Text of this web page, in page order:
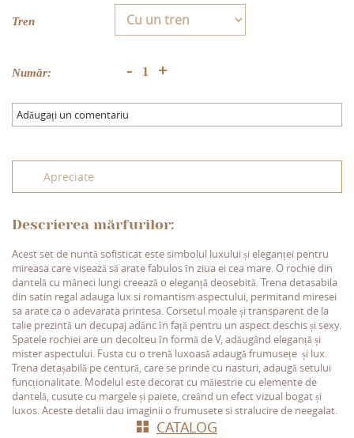
Tren
Număr: - +
Adăugați un comentariu
Apreciate
Descrierea mărfurilor:
Acest set de nuntă sofisticat este simbolul luxului și eleganței pentru
mireasa care visează să arate fabulos în ziua ei cea mare. O rochie din
dantelă cu mâneci lungi creează o eleganță deosebită. Trena detasabila
din satin regal adauga lux si romantism aspectului, permitand miresei
sa arate ca o adevarata printesa. Corsetul moale și transparent de la
talie prezintă un decupaj adânc în față pentru un aspect deschis și sexy.
Spatele rochiei are un decolteu în formă de V, adăugând eleganță și
mister aspectului. Fusta cu o trenă luxoasă adaugă frumusețe și lux.
Trena detașabilă pe centură, care se prinde cu nasturi, adaugă setului
funcționalitate. Modelul este decorat cu măiestrie cu elemente de
dantelă, cusute cu margele și paiete, creând un efect vizual bogat și
luxos. Aceste detalii dau imaginii o frumusete si stralucire de neegalat.
СATALOG